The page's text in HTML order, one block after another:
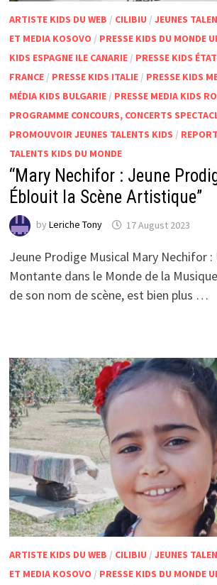
ARTISTE KIDS DU WEB / CILIBIU / JEUNES
ET MEDIA KOSOVO / PRESSE KIDS DU MONDE
KIDS ESPAGNE ILE CANARIE/ PRESSE KIDS
FRANCE/ PRESSE KIDS ITALIE/ PRESSE KIDS
MÉDIA KIDS BULGARIE/ PRESSE MEDIA KIDS
PROGRAMME CONCOURS, CONCERTS
PROMOUVOIR JEUNES TALENTS KIDS /
TALENTS KIDS DU MONDE
“Mary Nechifor : Jeune
Éblouit la Scène Artistique”
by Leriche Tony 17 August 2023
Jeune Prodige Musical Mary Nechifor :
Montante dans le Monde de la
de son nom de scène, est bien plus …
ARTISTE KIDS DU WEB / CILIBIU / JEUNES
ET MEDIA KOSOVO / PRESSE KIDS DU MONDE